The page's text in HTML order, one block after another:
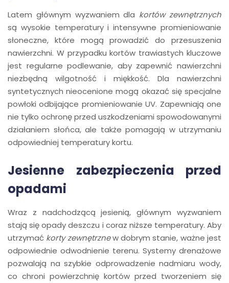
Latem głównym wyzwaniem dla kortów zewnętrznych
są wysokie temperatury i intensywne promieniowanie
słoneczne, które mogą prowadzić do przesuszenia
nawierzchni. W przypadku kortów trawiastych kluczowe
jest regularne podlewanie, aby zapewnić nawierzchni
niezbędną wilgotność i miękkość. Dla nawierzchni
syntetycznych nieocenione mogą okazać się specjalne
powłoki odbijające promieniowanie UV. Zapewniają one
nie tylko ochronę przed uszkodzeniami spowodowanymi
działaniem słońca, ale także pomagają w utrzymaniu
odpowiedniej temperatury kortu.
Jesienne zabezpieczenia przed
opadami
Wraz z nadchodzącą jesienią, głównym wyzwaniem
stają się opady deszczu i coraz niższe temperatury. Aby
utrzymać korty zewnętrznew dobrym stanie, ważne jest
odpowiednie odwodnienie terenu. Systemy drenażowe
pozwalają na szybkie odprowadzenie nadmiaru wody,
co chroni powierzchnię kortów przed tworzeniem się